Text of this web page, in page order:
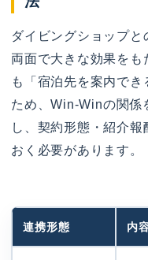
ダイビングショップ
両面で大きな効果をも
も「宿泊先を案内で
ため、Win-Winの関係
し、契約形態・紹介
おく必要があります。
連携形態 内